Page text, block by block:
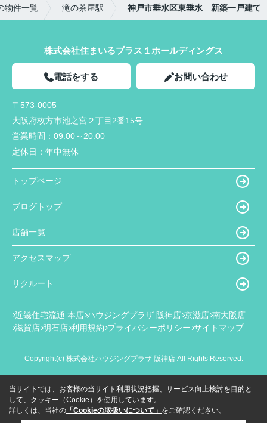
物件一覧 滝の茶屋駅 神戸市垂水区東垂水 新築一戸建て
株式会社住まいるプラス１ホールディングス
電話をする お問い合わせ
〒573-0005
大阪府枚方市池之宮２丁目2番15号
営業時間： 09:00～20:00
定休日： 年中無休
トップページ
ブログトップ
店舗一覧
アクセスマップ
リクルート
近畿住宅流通 本店 ハウジングプラザ 阪神店 京滋店 南大阪店
滋賀店 明石店 利用規約 プライバシーポリシー サイトマップ
Copyright(c) 株式会社ハウジングプラザ 阪神店 All Rights Reserved.
当サイトでは、お客様の当サイト利用状況把握、サービス向上検討を目的と
して、クッキー（Cookie）を使用しています。
詳しくは、当社の 「Cookieの取扱いについて」 をご確認ください。